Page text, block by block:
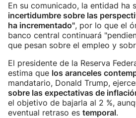
En su comunicado, la entidad ha
incertidumbre sobre las
ha incrementado", por lo que el
banco central continuará
que pesan sobre el empleo y
El presidente de la Reserva
estima que los aranceles
mandatario, Donald Trump,
sobre las expectativas de
el objetivo de bajarla al 2 %,
eventual retraso es temporal.